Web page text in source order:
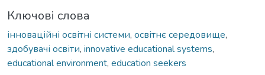
Ключові слова
інноваційні освітні системи, освітнє середовище,
здобувачі освіти, innovative educational systems,
educational environment, education seekers